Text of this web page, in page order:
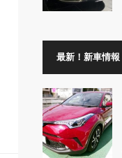
最新！新車情報